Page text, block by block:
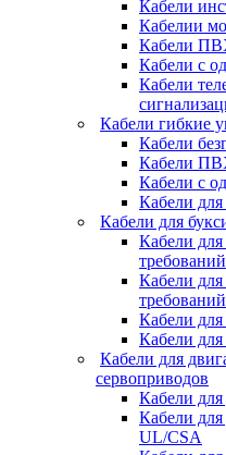
Кабели
Кабелии
Кабели
Кабели с
Кабели
Кабели гибкие
Кабели
Кабели
Кабели с
Кабели
Кабели для
Кабели
требований
Кабели
требований
Кабели
Кабели
Кабели для
сервоприводов
Кабели
Кабели для
UL/CSA